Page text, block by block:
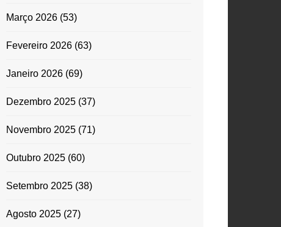
Março 2026(53)
Fevereiro 2026(63)
Janeiro 2026(69)
Dezembro 2025(37)
Novembro 2025(71)
Outubro 2025(60)
Setembro 2025(38)
Agosto 2025(27)